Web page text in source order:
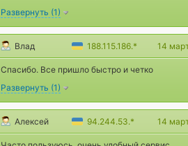
Развернуть (1)
Влад 188.115.186.* 14
Спасибо. Все пришло быстро и четко
Развернуть (1)
Алексей 94.244.53.* 14